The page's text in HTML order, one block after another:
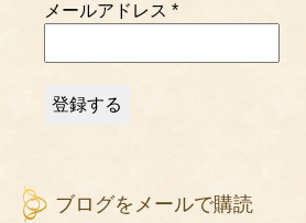
メールアドレス *
ブログをメールで購読